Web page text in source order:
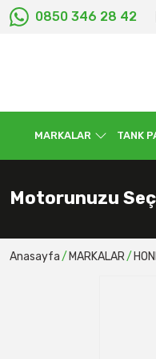
0850 346 28 42
MARKALAR TANK
Motorunuzu
Anasayfa MARKALAR